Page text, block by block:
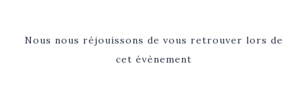
– –
bois
Nous nous réjouissons de vous retrouver lors de
cet évènement